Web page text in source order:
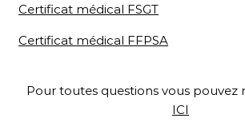
Certificat médical FSGT
Certificat médical FFPSA
Pour toutes questions vous pouvez
ICI